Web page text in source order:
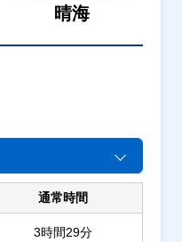
晴海
通常時間
3時間29分